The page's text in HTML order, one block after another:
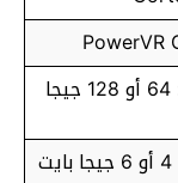
: 64 أو 128 جيجا